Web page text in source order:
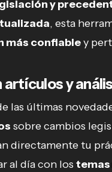
y
, esta
más confiabley
y
las últimas
sobre cambios
directamente tu
al día con los temas